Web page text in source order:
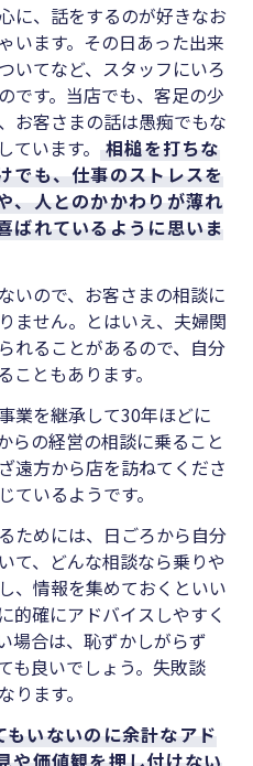
に、話をするのが好きなお
います。その日あった出来
いてなど、スタッフにいろ
です。当店でも、客足の少
お客さまの話は愚痴でもな
います。
相槌を打ちな
でも、仕事のストレスを
、人とのかかわりが薄れ
ばれているように思いま
いので、お客さまの相談に
ません。とはいえ、夫婦関
れることがあるので、自分
ともあります。
業を継承して30年ほどに
らの経営の相談に乗ること
遠方から店を訪ねてくださ
ているようです。
ためには、日ごろから自分
て、どんな相談なら乗りや
、情報を集めておくといい
的確にアドバイスしやすく
場合は、恥ずかしがらず
も良いでしょう。失敗談
ます。
もいないのに余計なアド
や価値観を押し付けない